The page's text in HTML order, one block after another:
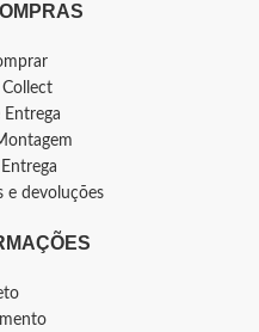
Entrega
e devoluções